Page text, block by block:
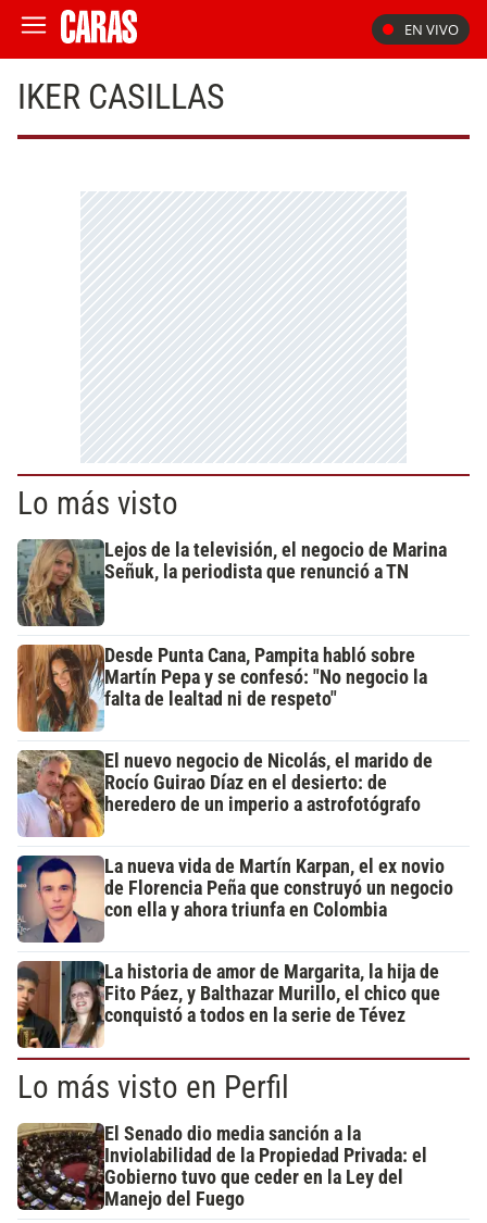
EN VIVO
IKER CASILLAS
Lo más visto
Lejos de la televisión, el negocio de Marina
Señuk, la periodista que renunció a TN
Desde Punta Cana, Pampita habló sobre
Martín Pepa y se confesó: "No negocio la
falta de lealtad ni de respeto"
El nuevo negocio de Nicolás, el marido de
Rocío Guirao Díaz en el desierto: de
heredero de un imperio a astrofotógrafo
La nueva vida de Martín Karpan, el ex novio
de Florencia Peña que construyó un negocio
con ella y ahora triunfa en Colombia
La historia de amor de Margarita, la hija de
Fito Páez, y Balthazar Murillo, el chico que
conquistó a todos en la serie de Tévez
Lo más visto en Perfil
El Senado dio media sanción a la
Inviolabilidad de la Propiedad Privada: el
Gobierno tuvo que ceder en la Ley del
Manejo del Fuego